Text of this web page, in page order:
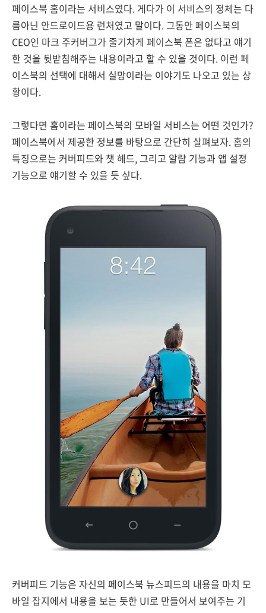
페이스북 홈이라는 서비스였다. 게다가 이 서비스의 정체는 다
름아닌 안드로이드용 런처였고 말이다. 그동안 페이스북의
CEO인 마크 주커버그가 줄기차게 페이스북 폰은 없다고 얘기
한 것을 뒷받침해주는 내용이라고 할 수 있을 것이다. 이런 페
이스북의 선택에 대해서 실망이라는 이야기도 나오고 있는 상
황이다.
그렇다면 홈이라는 페이스북의 모바일 서비스는 어떤 것인가?
페이스북에서 제공한 정보를 바탕으로 간단히 살펴보자. 홈의
특징으로는 커버피드와 챗 헤드, 그리고 알람 기능과 앱 설정
기능으로 얘기할 수 있을 듯 싶다.
커버피드 기능은 자신의 페이스북 뉴스피드의 내용을 마치 모
바일 잡지에서 내용을 보는 듯한 UI로 만들어서 보여주는 기